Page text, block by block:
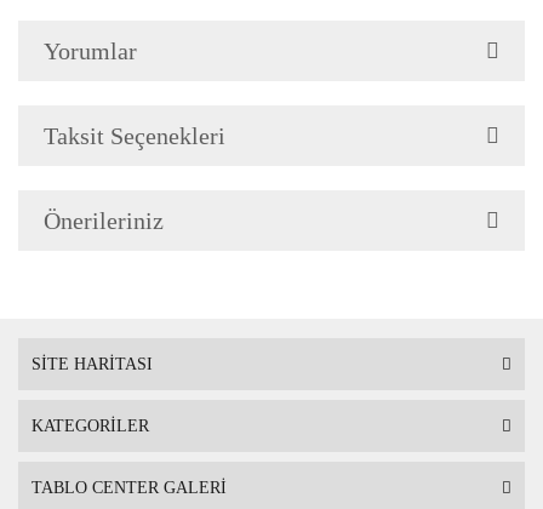
Çerçeveli Tablolarınız
Yorumlar
Taksit Seçenekleri
Önerileriniz
SİTE HARİTASI
KATEGORİLER
TABLO CENTER GALERİ